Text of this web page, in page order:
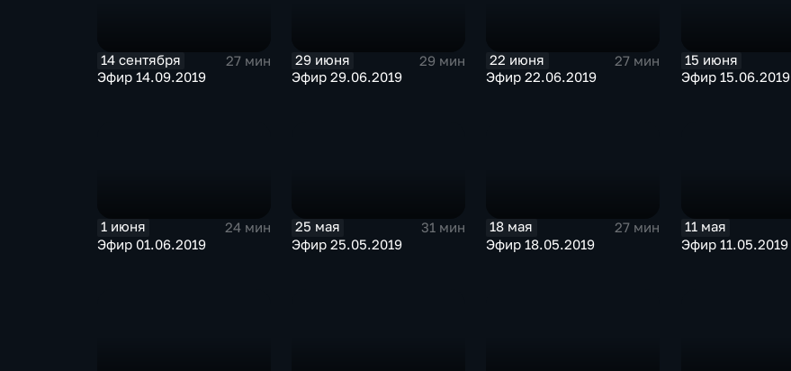
14 сентября
27 мин
Эфир 14.09.2019
29 июня
29 мин
Эфир 29.06.2019
22 июня
27 мин
Эфир 22.06.2019
15 июня
Эфир 15.06.2019
1 июня
24 мин
Эфир 01.06.2019
25 мая
31 мин
Эфир 25.05.2019
18 мая
27 мин
Эфир 18.05.2019
11 мая
Эфир 11.05.2019